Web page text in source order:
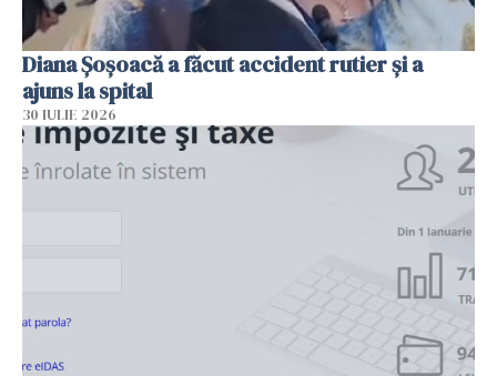
Diana Șoșoacă a făcut accident rutier și a
ajuns la spital
30 IULIE 2026